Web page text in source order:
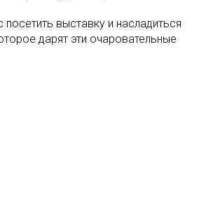
посетить выставку и насладиться
дарят эти очаровательные